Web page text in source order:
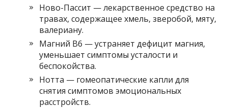
Ново-Пассит — лекарственное средство на
травах, содержащее хмель, зверобой, мяту,
валериану.
Магний B6 — устраняет дефицит магния,
уменьшает симптомы усталости и
беспокойства.
Нотта — гомеопатические капли для
снятия симптомов эмоциональных
расстройств.